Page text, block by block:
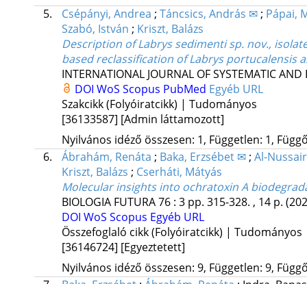
5.
Csépányi, Andrea ; Táncsics, András ✉ ; Pápai,
Szabó, István ; Kriszt, Balázs
Description of Labrys sedimenti sp. nov.,
based reclassification of Labrys portucalensis
INTERNATIONAL JOURNAL OF SYSTEMATIC
DOI WoS Scopus PubMed Egyéb URL
Szakcikk (Folyóiratcikk) | Tudományos
[36133587] [Admin láttamozott]
Nyilvános idéző összesen: 1, Független: 1,
6.
Ábrahám, Renáta ; Baka, Erzsébet ✉ ; Al-
Kriszt, Balázs ; Cserháti, Mátyás
Molecular insights into ochratoxin A
BIOLOGIA FUTURA76: 3 pp. 315-328. , 14 p.
DOI WoS Scopus Egyéb URL
Összefoglaló cikk (Folyóiratcikk) | Tudományos
[36146724] [Egyeztetett]
Nyilvános idéző összesen: 9, Független: 9,